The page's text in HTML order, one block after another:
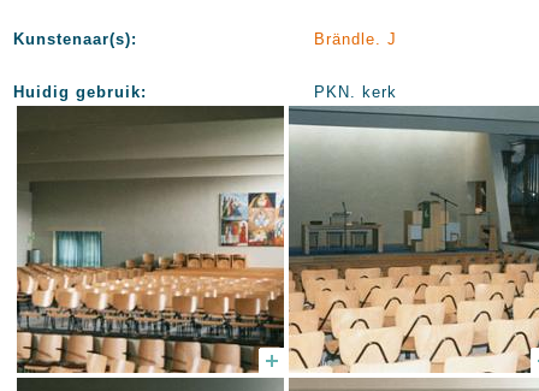
Kunstenaar(s): Brändle. J
Huidig gebruik: PKN. kerk